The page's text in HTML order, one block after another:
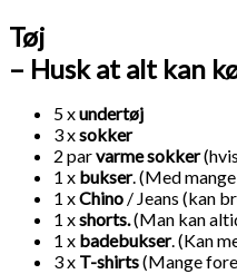
Tøj
– Husk at alt kan
5 xundertøj
3 xsokker
2 parvarme sokker
1 x bukser. (Med
1 xChino / Jeans (kan
1 xshorts.(Man kan
1 x badebukser. (Kan
3 x T-shirts(Mange